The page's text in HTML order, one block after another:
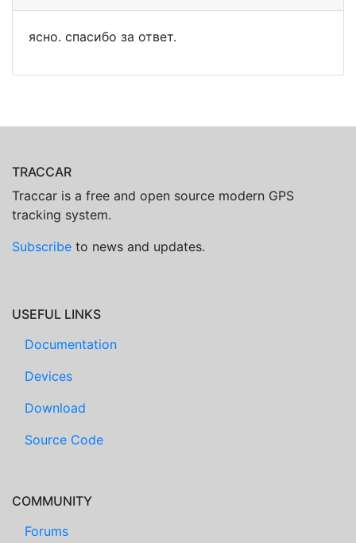
ясно. спасибо за ответ.
TRACCAR
Traccar is a free and open source modern GPS
tracking system.
Subscribe to news and updates.
USEFUL LINKS
Documentation
Devices
Download
Source Code
COMMUNITY
Forums